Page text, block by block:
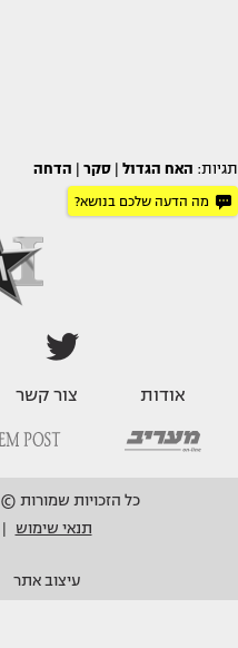
תגיות: האח הגדול סקר הדחה
מה הדעה שלכם בנושא?
אודות צור קשר
כל הזכויות שמורות © 2014 מעריב און ליין בע"מ.
תנאי שימוש
עיצוב אתר